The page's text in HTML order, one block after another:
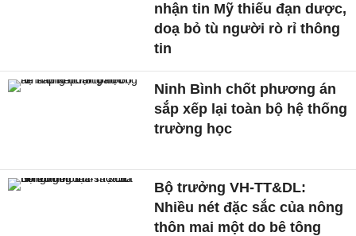
nhận tin Mỹ thiếu đạn dược,
doạ bỏ tù người rò rỉ thông
tin
Ninh Bình chốt phương án
sắp xếp lại toàn bộ hệ thống
trường học
Bộ trưởng VH-TT&DL:
Nhiều nét đặc sắc của nông
thôn mai một do bê tông